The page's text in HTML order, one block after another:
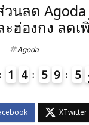
วนลด
ฮ่องกง ลดเ
Agoda
1 4 5 9 5